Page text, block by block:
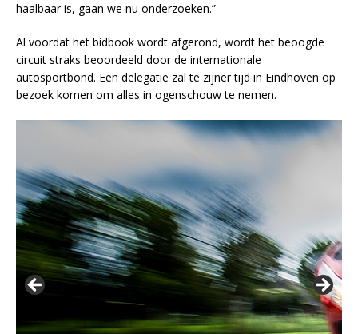
haalbaar is, gaan we nu onderzoeken.”
Al voordat het bidbook wordt afgerond, wordt het beoogde
circuit straks beoordeeld door de internationale
autosportbond. Een delegatie zal te zijner tijd in Eindhoven op
bezoek komen om alles in ogenschouw te nemen.